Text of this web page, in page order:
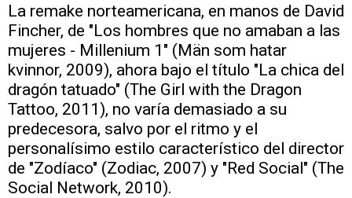
La remake norteamericana, en manos de David
Fincher, de "Los hombres que no amaban a las
mujeres - Millenium 1" (Män som hatar
kvinnor, 2009), ahora bajo el título "La chica del
dragón tatuado" (The Girl with the Dragon
Tattoo, 2011), no varía demasiado a su
predecesora, salvo por el ritmo y el
personalísimo estilo característico del director
de "Zodíaco" (Zodiac, 2007) y "Red Social" (The
Social Network, 2010).